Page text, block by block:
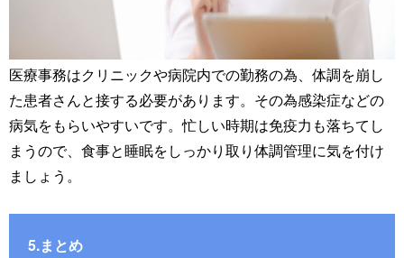
医療事務はクリニックや病院内での勤務の為、体調を崩し
た患者さんと接する必要があります。その為感染症などの
病気をもらいやすいです。忙しい時期は免疫力も落ちてし
まうので、食事と睡眠をしっかり取り体調管理に気を付け
ましょう。
5.まとめ